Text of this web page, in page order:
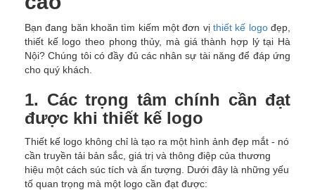
Bạn đang băn khoăn tìm kiếm một đơn vị thiết kế logođẹp,
thiết kế logo theo phong thủy, mà giá thành hợp lý tại Hà
Nội? Chúng tôi có đầy đủ các nhân sự tài năng để đáp ứng
cho quý khách.
1. Các trọng tâm chính cần đạt
được khi thiết kế logo
Thiết kế logo không chỉ là tạo ra một hình ảnh đẹp mắt - nó
cần truyền tải bản sắc, giá trị và thông điệp của thương
hiệu một cách súc tích và ấn tượng. Dưới đây là những yếu
tố quan trọng mà một logo cần đạt được: